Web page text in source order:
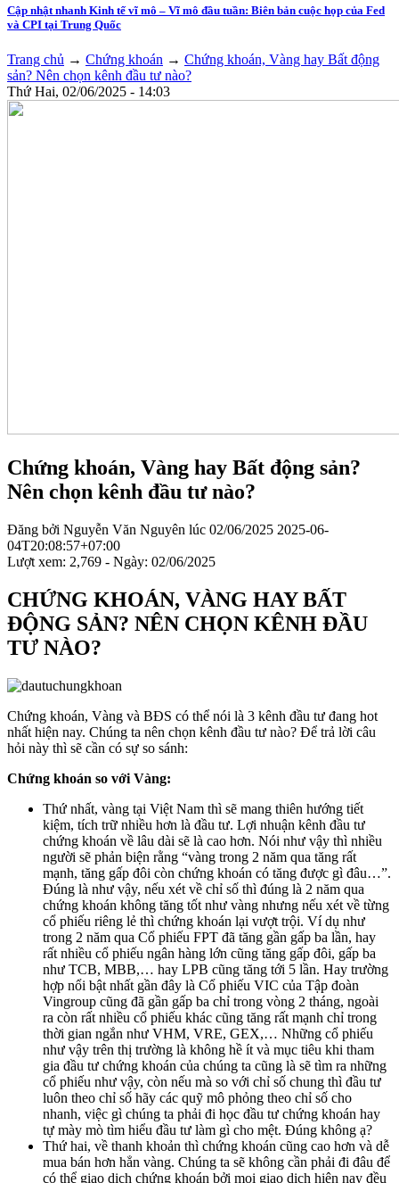
Cập nhật nhanh Kinh tế vĩ mô – Vĩ mô đầu tuần: Biên bản cuộc họp của Fed
và CPI tại Trung Quốc
Trang chủ → Chứng khoán → Chứng khoán, Vàng hay Bất động
sản? Nên chọn kênh đầu tư nào?
Thứ Hai, 02/06/2025 - 14:03
Chứng khoán, Vàng hay Bất động sản?
Nên chọn kênh đầu tư nào?
Đăng bởi Nguyễn Văn Nguyên lúc 02/06/2025 2025-06-
04T20:08:57+07:00
Lượt xem: 2,769 - Ngày: 02/06/2025
CHỨNG KHOÁN, VÀNG HAY BẤT
ĐỘNG SẢN? NÊN CHỌN KÊNH ĐẦU
TƯ NÀO?
Chứng khoán, Vàng và BĐS có thể nói là 3 kênh đầu tư đang hot
nhất hiện nay. Chúng ta nên chọn kênh đầu tư nào? Để trả lời câu
hỏi này thì sẽ cần có sự so sánh:
Chứng khoán so với Vàng:
Thứ nhất, vàng tại Việt Nam thì sẽ mang thiên hướng tiết
kiệm, tích trữ nhiều hơn là đầu tư. Lợi nhuận kênh đầu tư
chứng khoán về lâu dài sẽ là cao hơn. Nói như vậy thì nhiều
người sẽ phản biện rằng “vàng trong 2 năm qua tăng rất
mạnh, tăng gấp đôi còn chứng khoán có tăng được gì đâu…”.
Đúng là như vậy, nếu xét về chỉ số thì đúng là 2 năm qua
chứng khoán không tăng tốt như vàng nhưng nếu xét về từng
cổ phiếu riêng lẻ thì chứng khoán lại vượt trội. Ví dụ như
trong 2 năm qua Cổ phiếu FPT đã tăng gần gấp ba lần, hay
rất nhiều cổ phiếu ngân hàng lớn cũng tăng gấp đôi, gấp ba
như TCB, MBB,… hay LPB cũng tăng tới 5 lần. Hay trường
hợp nổi bật nhất gần đây là Cổ phiếu VIC của Tập đoàn
Vingroup cũng đã gần gấp ba chỉ trong vòng 2 tháng, ngoài
ra còn rất nhiều cổ phiếu khác cũng tăng rất mạnh chỉ trong
thời gian ngắn như VHM, VRE, GEX,… Những cổ phiếu
như vậy trên thị trường là không hề ít và mục tiêu khi tham
gia đầu tư chứng khoán của chúng ta cũng là sẽ tìm ra những
cổ phiếu như vậy, còn nếu mà so với chỉ số chung thì đầu tư
luôn theo chỉ số hãy các quỹ mô phỏng theo chỉ số cho
nhanh, việc gì chúng ta phải đi học đầu tư chứng khoán hay
tự mày mò tìm hiểu đầu tư làm gì cho mệt. Đúng không ạ?
Thứ hai, về thanh khoản thì chứng khoán cũng cao hơn và dễ
mua bán hơn hẳn vàng. Chúng ta sẽ không cần phải đi đâu để
có thể giao dịch chứng khoán bởi mọi giao dịch hiện nay đều